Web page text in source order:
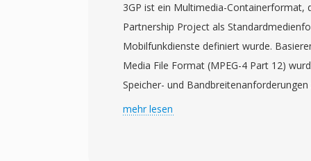
3GP ist ein Multimedia-Containerformat,
Partnership Project als
Mobilfunkdienste definiert wurde.
Media File Format (MPEG-4 Part 12)
Speicher- und
Mobiltelefone mit eingeschränkten
mehr lesen